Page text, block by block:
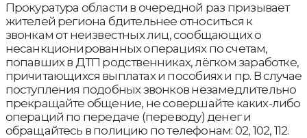
Прокуратура области в очередной раз призывает
жителей региона бдительнее относиться к
звонкам от неизвестных лиц, сообщающих о
несанкционированных операциях по счетам,
попавших в ДТП родственниках, лёгком заработке,
причитающихся выплатах и пособиях и пр. В случае
поступления подобных звонков незамедлительно
прекращайте общение, не совершайте каких-либо
операций по передаче (переводу) денег и
обращайтесь в полицию по телефонам: 02, 102, 112.